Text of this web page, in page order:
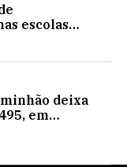
escolas
deixa
em